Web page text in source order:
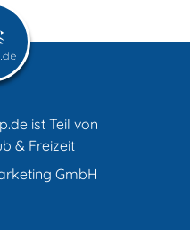
ist Teil von
& Freizeit
GmbH